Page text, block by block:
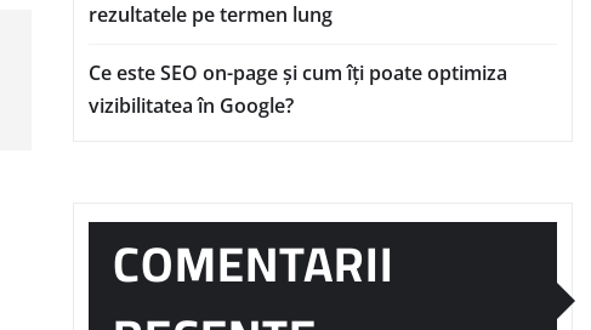
rezultatele pe termen lung
Ce este SEO on-page și cum îți poate optimiza
vizibilitatea în Google?
COMENTARII